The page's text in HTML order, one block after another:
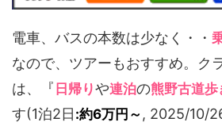
電車、バスの本数は少なく・・
なので、ツアーもおすすめ。ク
は、『 日帰りや連泊の熊野古道歩
す(1泊2日 :約6万円～ , 2025/10/